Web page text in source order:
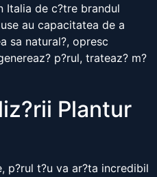
Italia de c?tre brandul
au capacitatea de a
sa natural?, opresc
p?rul, trateaz? m?
Plantur
p?rul t?u va ar?ta incredibil